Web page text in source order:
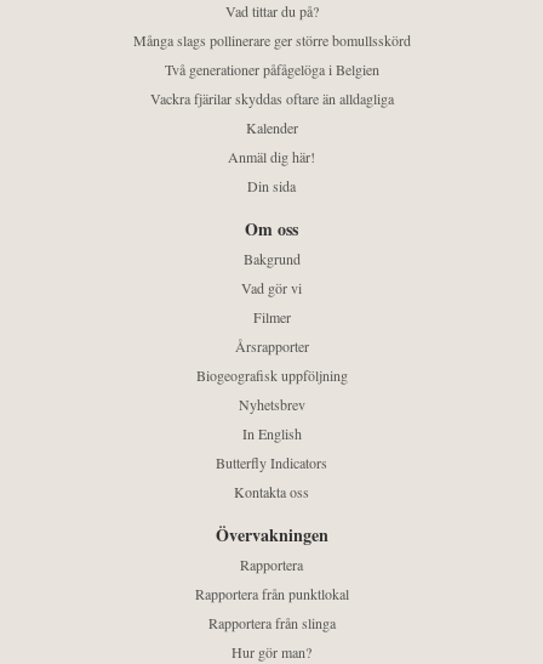
Vad tittar du på?
Många slags pollinerare ger större bomullsskörd
Två generationer påfågelöga i Belgien
Vackra fjärilar skyddas oftare än alldagliga
Kalender
Anmäl dig här!
Din sida
Om oss
Bakgrund
Vad gör vi
Filmer
Årsrapporter
Biogeografisk uppföljning
Nyhetsbrev
In English
Butterfly Indicators
Kontakta oss
Övervakningen
Rapportera
Rapportera från punktlokal
Rapportera från slinga
Hur gör man?